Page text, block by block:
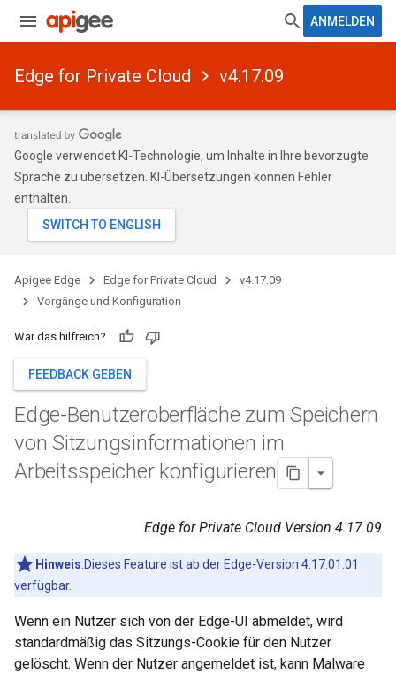
ANMELDEN
Edge for Private Cloud v4.17.09
Google verwendet KI-Technologie, um Inhalte in Ihre bevorzugte
Sprache zu übersetzen. KI-Übersetzungen können Fehler
enthalten.
Apigee Edge Edge for Private Cloud
v4.17.09
Vorgänge und Konfiguration
War das hilfreich?
FEEDBACK GEBEN
Edge-Benutzeroberfläche zum Speichern
von Sitzungsinformationen im
Arbeitsspeicher konfigurieren
Edge for Private Cloud Version 4.17.09
Hinweis:Dieses Feature ist ab der Edge-Version 4.17.01.01
verfügbar.
Wenn ein Nutzer sich von der Edge-UI abmeldet, wird
standardmäßig das Sitzungs-Cookie für den Nutzer
gelöscht. Wenn der Nutzer angemeldet ist, kann Malware